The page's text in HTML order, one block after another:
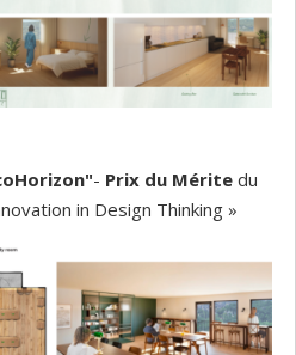
- Prix du Mérite du
in Design Thinking »